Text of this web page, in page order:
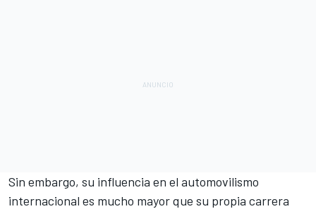
Sin embargo, su influencia en el automovilismo
internacional es mucho mayor que su propia carrera